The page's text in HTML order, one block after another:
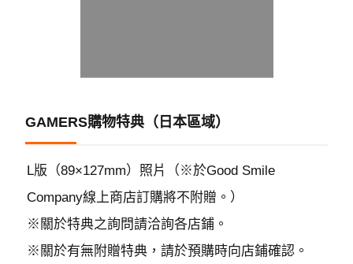
GAMERS購物特典（日本區域）
L版（89×127mm）照片（※於Good Smile
Company線上商店訂購將不附贈。）
※關於特典之詢問請洽詢各店鋪。
※關於有無附贈特典，請於預購時向店鋪確認。